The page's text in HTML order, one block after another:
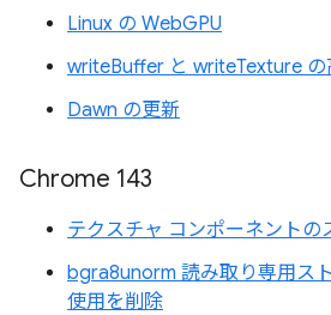
Linux の WebGPU
writeBuffer と writeTexture の
Dawn の更新
Chrome 143
テクスチャ コンポーネントの
bgra8unorm 読み取り専用ス
使用を削除